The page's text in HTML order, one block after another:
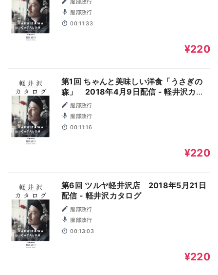
服部政行
服部政行
00:11:33
¥220
第1回 ちゃんと美味しい洋食「うさぎの
森」 2018年4月9日配信 - 軽井沢カタ
ログ服部政行
服部政行
00:11:16
¥220
第6回 ツルヤ軽井沢店 2018年5月21日
配信 - 軽井沢カタログ
服部政行
服部政行
00:13:03
¥220